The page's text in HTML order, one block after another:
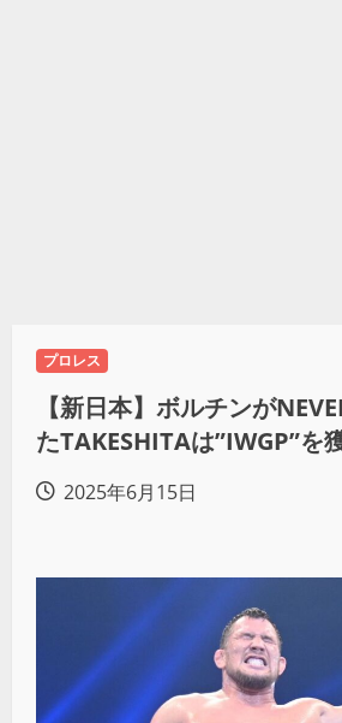
プロレス
【新日本】ボルチンが
たTAKESHITAは”IWGP”を
2025年6月15日